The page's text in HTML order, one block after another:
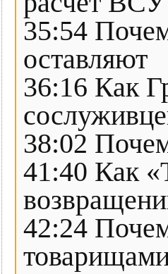
35:54
оставляют
36:16 Как
38:02
41:40 Как
42:24